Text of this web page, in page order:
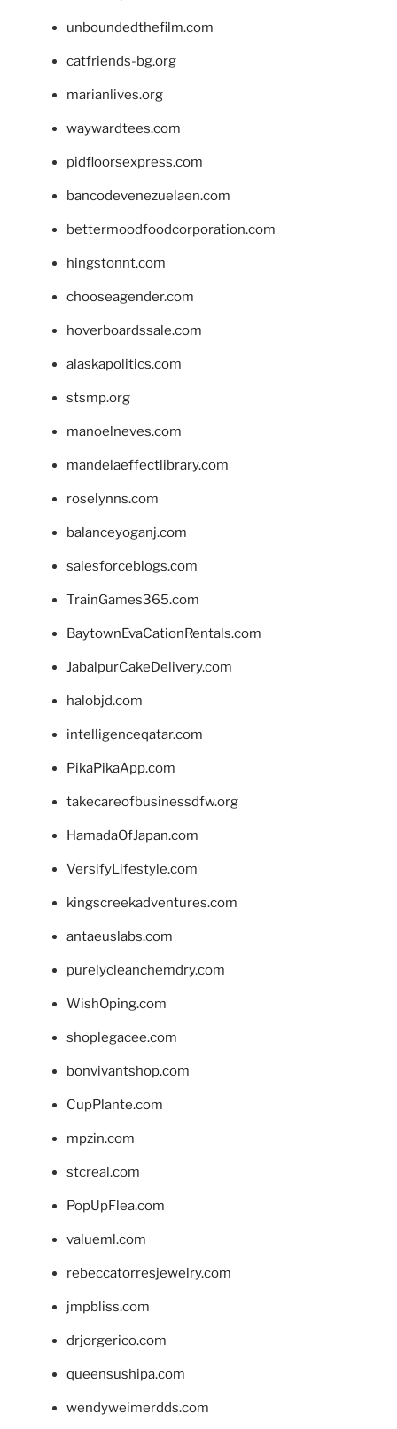
unboundedthefilm.com
catfriends-bg.org
marianlives.org
waywardtees.com
pidfloorsexpress.com
bancodevenezuelaen.com
bettermoodfoodcorporation.com
hingstonnt.com
chooseagender.com
hoverboardssale.com
alaskapolitics.com
stsmp.org
manoelneves.com
mandelaeffectlibrary.com
roselynns.com
balanceyoganj.com
salesforceblogs.com
TrainGames365.com
BaytownEvaCationRentals.com
JabalpurCakeDelivery.com
halobjd.com
intelligenceqatar.com
PikaPikaApp.com
takecareofbusinessdfw.org
HamadaOfJapan.com
VersifyLifestyle.com
kingscreekadventures.com
antaeuslabs.com
purelycleanchemdry.com
WishOping.com
shoplegacee.com
bonvivantshop.com
CupPlante.com
mpzin.com
stcreal.com
PopUpFlea.com
valueml.com
rebeccatorresjewelry.com
jmpbliss.com
drjorgerico.com
queensushipa.com
wendyweimerdds.com